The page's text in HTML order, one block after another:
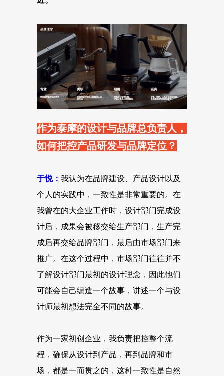
作为泰摩的设计与品牌总负责人，
如何把控产品研发与品牌定位？
于悦： 我认为在品牌建设、产品设计以及
个人的实践中，一致性是非常重要的。在
我曾在的大企业工作时，设计部门完成设
计后，成果会被移交给生产部门，生产完
成后再交给品牌部门，最后由市场部门来
推广。在这个过程中，市场部门往往并不
了解设计部门最初的设计理念，因此他们
可能会自己编造一个故事，讲述一个与设
计师最初想法完全不同的故事。
作为一家初创企业，我负责把控整个流
程，确保从设计到产品，再到品牌和市
场，都是一而贯之的，这种一致性是自然